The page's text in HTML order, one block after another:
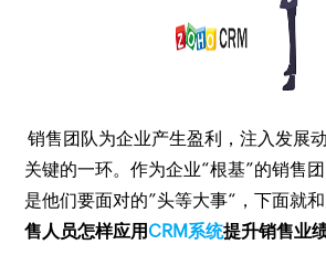
销售团队为企业产生盈利，注入发展
关键的一环。作为企业“根基”的销售
是他们要面对的”头等大事“，下面就
售人员怎样应用 CRM系统提升销售业绩